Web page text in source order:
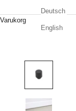
Deutsch
English
Varukorg